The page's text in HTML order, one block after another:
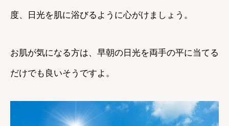
度、日光を肌に浴びるように心がけましょう。
お肌が気になる方は、早朝の日光を両手の平に当てる
だけでも良いそうですよ。